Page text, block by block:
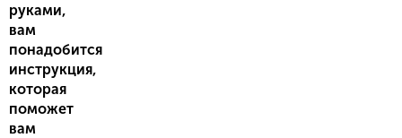
руками,
вам
понадобится
инструкция,
которая
поможет
вам